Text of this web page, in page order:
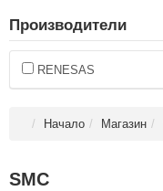
Производители
RENESAS
Начало Магазин
SMC